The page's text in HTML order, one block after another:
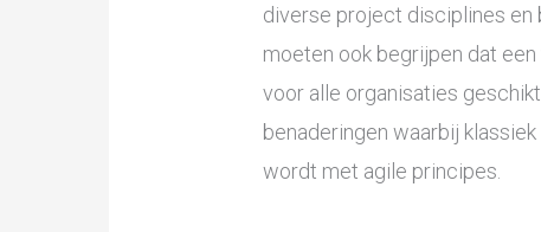
diverse project disciplines en
moeten ook begrijpen dat
voor alle organisaties
benaderingen waarbij
wordt met agile principes.